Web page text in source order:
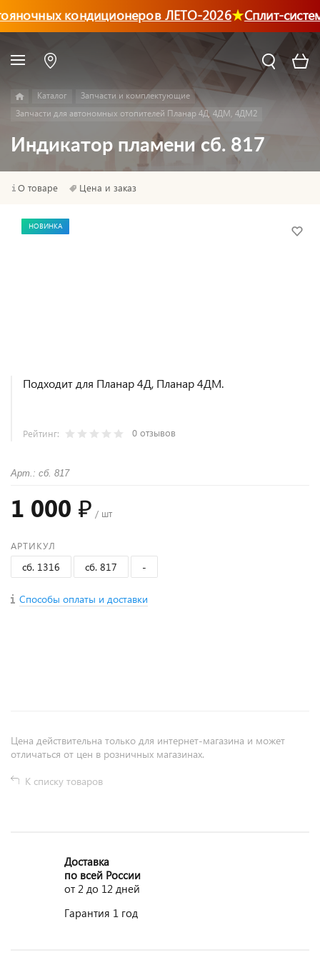
кондиционеров ЛЕТО-2026 Сплит-
Каталог
Запчасти и комплектующие
Запчасти для автономных отопителей Планар 4Д, 4ДМ, 4ДМ2
Индикатор пламени сб. 817
О товаре Цена и заказ
НОВИНКА
Подходит для Планар 4Д, Планар 4ДМ.
Рейтинг: 0 отзывов
Арт.: сб. 817
1 000 ₽ / шт
АРТИКУЛ
сб. 1316 сб. 817 -
Способы оплаты и доставки
Цена действительна только для интернет-магазина и может
отличаться от цен в розничных магазинах.
К списку товаров
Доставка
по всей России
от 2 до 12 дней
Гарантия 1 год